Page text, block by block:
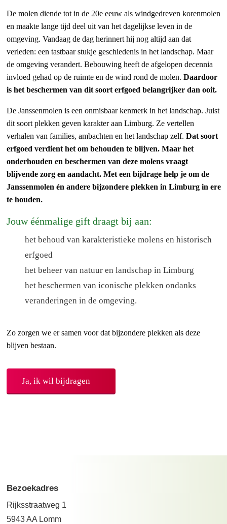
De molen diende tot in de 20e eeuw als windgedreven korenmolen
en maakte lange tijd deel uit van het dagelijkse leven in de
omgeving. Vandaag de dag herinnert hij nog altijd aan dat
verleden: een tastbaar stukje geschiedenis in het landschap. Maar
de omgeving verandert. Bebouwing heeft de afgelopen decennia
invloed gehad op de ruimte en de wind rond de molen. Daardoor
is het beschermen van dit soort erfgoed belangrijker dan ooit.
De Janssenmolen is een onmisbaar kenmerk in het landschap. Juist
dit soort plekken geven karakter aan Limburg. Ze vertellen
verhalen van families, ambachten en het landschap zelf. Dat soort
erfgoed verdient het om behouden te blijven. Maar het
onderhouden en beschermen van deze molens vraagt
blijvende zorg en aandacht. Met een bijdrage help je om de
Janssenmolen én andere bijzondere plekken in Limburg in ere
te houden.
Jouw éénmalige gift draagt bij aan:
het behoud van karakteristieke molens en historisch
erfgoed
het beheer van natuur en landschap in Limburg
het beschermen van iconische plekken ondanks
veranderingen in de omgeving.
Zo zorgen we er samen voor dat bijzondere plekken als deze
blijven bestaan.
Ja, ik wil bijdragen
Bezoekadres
Rijksstraatweg 1
5943 AA Lomm